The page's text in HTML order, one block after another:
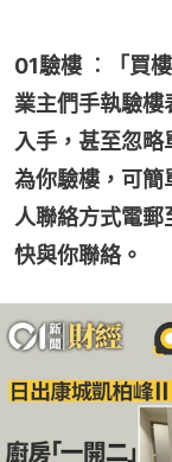
01驗樓 ︰「買
業主們手執驗
入手，甚至忽略
為你驗樓，可簡
人聯絡方式電
快與你聯絡。